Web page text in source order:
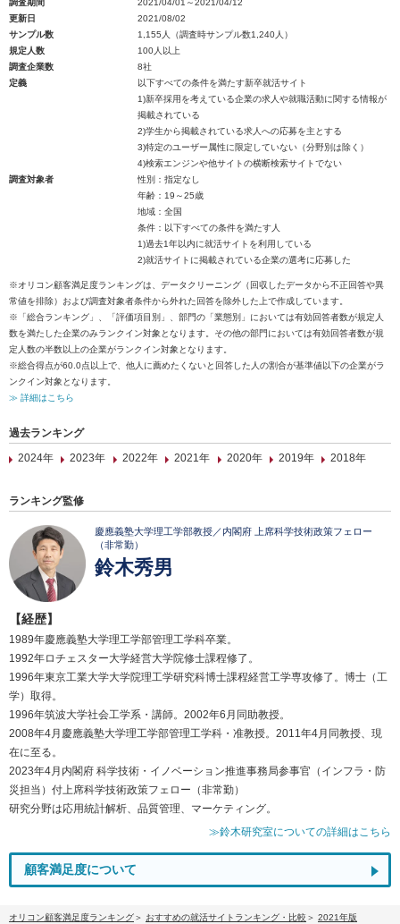
調査期間
2021/04/01～2021/04/12
更新日
2021/08/02
サンプル数
1,155人（調査時サンプル数1,240人）
規定人数
100人以上
調査企業数
8社
定義
以下すべての条件を満たす新卒就活サイト
1)新卒採用を考えている企業の求人や就職活動に関する情報が
掲載されている
2)学生から掲載されている求人への応募を主とする
3)特定のユーザー属性に限定していない（分野別は除く）
4)検索エンジンや他サイトの横断検索サイトでない
調査対象者
性別：指定なし
年齢：19～25歳
地域：全国
条件：以下すべての条件を満たす人
1)過去1年以内に就活サイトを利用している
2)就活サイトに掲載されている企業の選考に応募した
※オリコン顧客満足度ランキングは、データクリーニング（回収したデータから不正回答や異
常値を排除）および調査対象者条件から外れた回答を除外した上で作成しています。
※「総合ランキング」、「評価項目別」、部門の「業態別」においては有効回答者数が規定人
数を満たした企業のみランクイン対象となります。その他の部門においては有効回答者数が規
定人数の半数以上の企業がランクイン対象となります。
※総合得点が60.0点以上で、他人に薦めたくないと回答した人の割合が基準値以下の企業がラ
ンクイン対象となります。
≫ 詳細はこちら
過去ランキング
2024年
2023年 2022年 2021年 2020年 2019年 2018年
ランキング監修
慶應義塾大学理工学部教授／内閣府 上席科学技術政策フェロー
（非常勤）
鈴木秀男
【経歴】
1989年慶應義塾大学理工学部管理工学科卒業。
1992年ロチェスター大学経営大学院修士課程修了。
1996年東京工業大学大学院理工学研究科博士課程経営工学専攻修了。博士（工
学）取得。
1996年筑波大学社会工学系・講師。2002年6月同助教授。
2008年4月慶應義塾大学理工学部管理工学科・准教授。2011年4月同教授、現
在に至る。
2023年4月内閣府 科学技術・イノベーション推進事務局参事官（インフラ・防
災担当）付上席科学技術政策フェロー（非常勤）
研究分野は応用統計解析、品質管理、マーケティング。
≫鈴木研究室についての詳細はこちら
顧客満足度について
オリコン顧客満足度ランキング おすすめの就活サイトランキング・比較
2021年版